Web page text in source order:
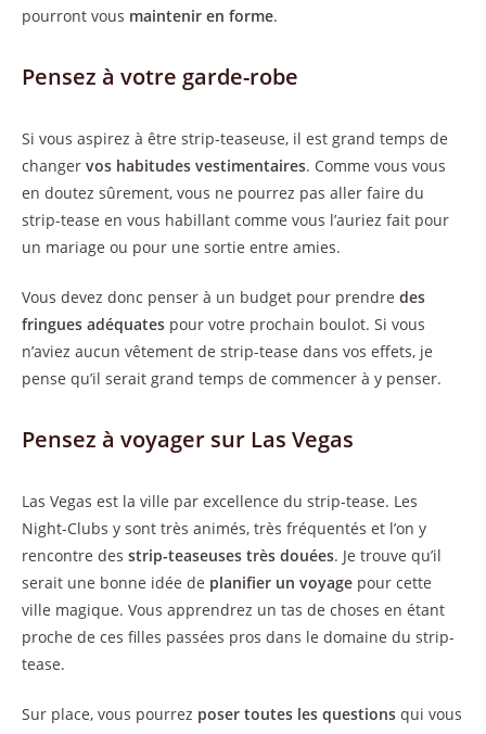
pourront vous maintenir en forme.
Pensez à votre garde-robe
Si vous aspirez à être strip-teaseuse, il est grand temps de
changer vos habitudes vestimentaires. Comme vous vous
en doutez sûrement, vous ne pourrez pas aller faire du
strip-tease en vous habillant comme vous l’auriez fait pour
un mariage ou pour une sortie entre amies.
Vous devez donc penser à un budget pour prendre des
fringues adéquates pour votre prochain boulot. Si vous
n’aviez aucun vêtement de strip-tease dans vos effets, je
pense qu’il serait grand temps de commencer à y penser.
Pensez à voyager sur Las Vegas
Las Vegas est la ville par excellence du strip-tease. Les
Night-Clubs y sont très animés, très fréquentés et l’on y
rencontre des strip-teaseuses très douées. Je trouve qu’il
serait une bonne idée de planifier un voyage pour cette
ville magique. Vous apprendrez un tas de choses en étant
proche de ces filles passées pros dans le domaine du strip-
tease.
Sur place, vous pourrez poser toutes les questions qui vous